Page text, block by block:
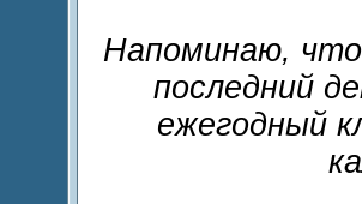
Напоминаю, что
последний
ежегодный